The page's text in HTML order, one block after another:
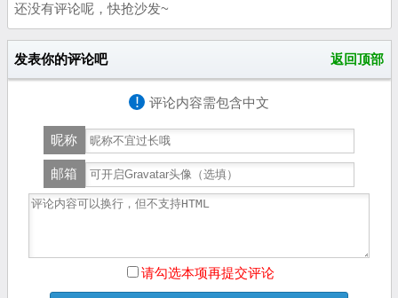
还没有评论呢，快抢沙发~
发表你的评论吧 返回顶部
! 评论内容需包含中文
昵称
邮箱
请勾选本项再提交评论